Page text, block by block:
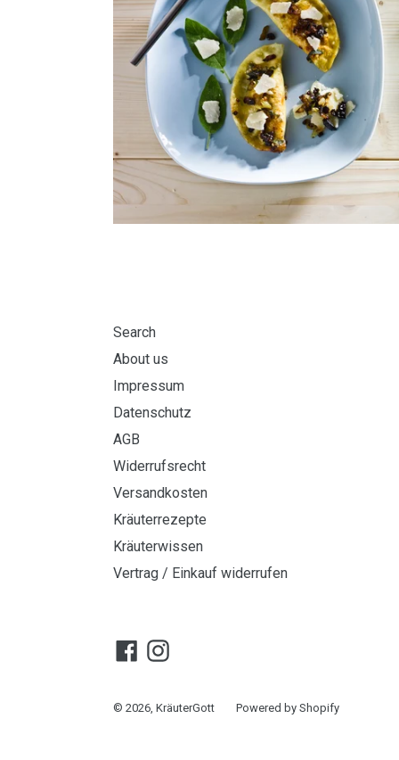
Search
About us
Impressum
Datenschutz
AGB
Widerrufsrecht
Versandkosten
Kräuterrezepte
Kräuterwissen
Vertrag / Einkauf widerrufen
FacebookInstagram
© 2026, KräuterGott Powered by Shopify